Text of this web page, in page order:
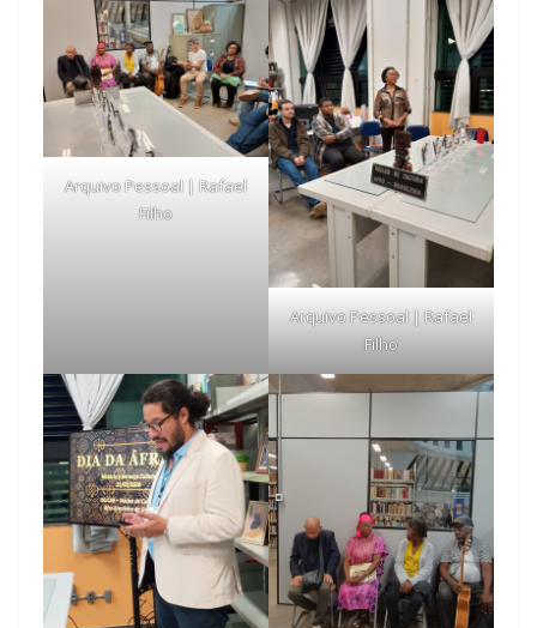
Arquivo Pessoal | Rafael
Filho
Arquivo Pessoal | Rafael
Filho